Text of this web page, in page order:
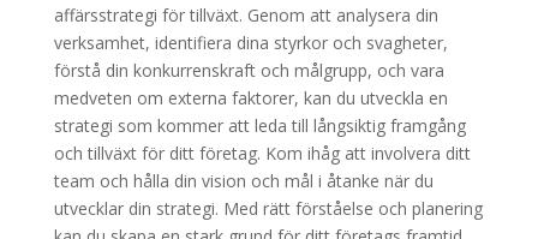
affärsstrategi för tillväxt. Genom att analysera din
verksamhet, identifiera dina styrkor och svagheter,
förstå din konkurrenskraft och målgrupp, och vara
medveten om externa faktorer, kan du utveckla en
strategi som kommer att leda till långsiktig framgång
och tillväxt för ditt företag. Kom ihåg att involvera ditt
team och hålla din vision och mål i åtanke när du
utvecklar din strategi. Med rätt förståelse och planering